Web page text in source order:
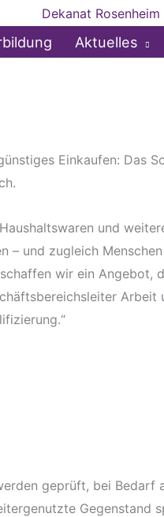
Dekanat Rosenheim
Aktuelles
Einkaufen: Das
und
– und zugleich
wir ein Angebot,
Arbeit
geprüft, bei Bedarf
Gegenstand